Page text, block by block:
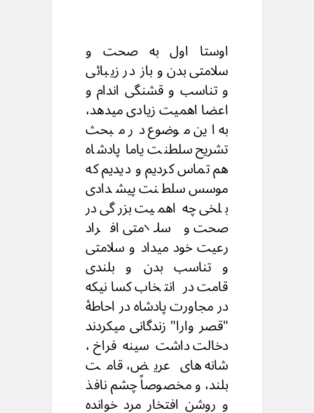
اوستا اول به صحت و
سلامتی بدن و باز در زیبائی
و تناسب و قشنگی اندام و
اعضا اهمیت زیادی میدهد،
به این موضوع در مبحث
تشریح سلطنت یاما پادشاه
هم تماس کردیم و دیدیم که
موسس سلطنت پیشدادی
بلخی چه اهمیت بزرگی در
صحت و سلامتی افراد
رعیت خود میداد و سلامتی
و تناسب بدن و بلندی
قامت در انتخاب کسانیکه
در مجاورت پادشاه در احاطۀ
"قصر وارا" زندگانی میکردند
دخالت داشت سینه فراخ،
شانه های عریض، قامت
بلند، و مخصوصاً چشم نافذ
و روشن افتخار مرد خوانده